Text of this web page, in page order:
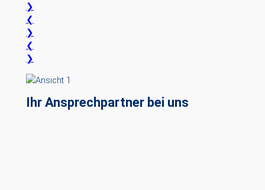
❯
❮
❯
❮
❯
Ihr Ansprechpartner bei uns